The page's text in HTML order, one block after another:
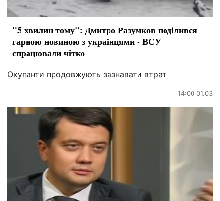
"5 хвилин тому": Дмитро Разумков поділився
гарною новиною з українцями - ВСУ
спрацювали чітко
Окупанти продовжують зазнавати втрат
14:00 01.03